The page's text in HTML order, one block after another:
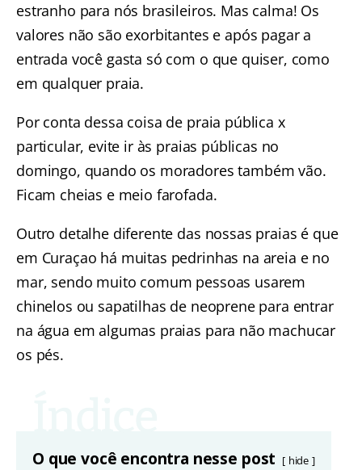
estranho para nós brasileiros. Mas calma! Os
valores não são exorbitantes e após pagar a
entrada você gasta só com o que quiser, como
em qualquer praia.
Por conta dessa coisa de praia pública x
particular, evite ir às praias públicas no
domingo, quando os moradores também vão.
Ficam cheias e meio farofada.
Outro detalhe diferente das nossas praias é que
em Curaçao há muitas pedrinhas na areia e no
mar, sendo muito comum pessoas usarem
chinelos ou sapatilhas de neoprene para entrar
na água em algumas praias para não machucar
os pés.
O que você encontra nesse post hide